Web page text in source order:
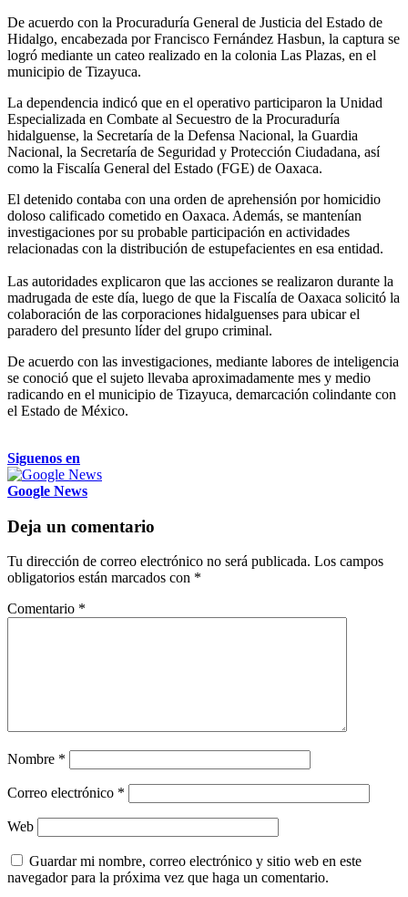
De acuerdo con la Procuraduría General de Justicia del Estado de
Hidalgo, encabezada por Francisco Fernández Hasbun, la captura se
logró mediante un cateo realizado en la colonia Las Plazas, en el
municipio de Tizayuca.
La dependencia indicó que en el operativo participaron la Unidad
Especializada en Combate al Secuestro de la Procuraduría
hidalguense, la Secretaría de la Defensa Nacional, la Guardia
Nacional, la Secretaría de Seguridad y Protección Ciudadana, así
como la Fiscalía General del Estado (FGE) de Oaxaca.
El detenido contaba con una orden de aprehensión por homicidio
doloso calificado cometido en Oaxaca. Además, se mantenían
investigaciones por su probable participación en actividades
relacionadas con la distribución de estupefacientes en esa entidad.
Las autoridades explicaron que las acciones se realizaron durante la
madrugada de este día, luego de que la Fiscalía de Oaxaca solicitó la
colaboración de las corporaciones hidalguenses para ubicar el
paradero del presunto líder del grupo criminal.
De acuerdo con las investigaciones, mediante labores de inteligencia
se conoció que el sujeto llevaba aproximadamente mes y medio
radicando en el municipio de Tizayuca, demarcación colindante con
el Estado de México.
Siguenos en
Google News
Deja un comentario
Tu dirección de correo electrónico no será publicada. Los campos
obligatorios están marcados con *
Comentario *
Nombre *
Correo electrónico *
Web
Guardar mi nombre, correo electrónico y sitio web en este
navegador para la próxima vez que haga un comentario.